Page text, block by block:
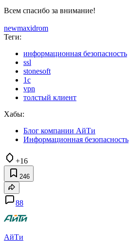
Всем спасибо за внимание!
newmaxidrom
Теги:
информационная безопасность
ssl
stonesoft
1c
vpn
толстый клиент
Хабы:
Блог компании АйТи
Информационная безопасность
+16
246
88
АйТи